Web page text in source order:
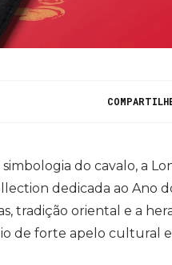
do cavalo, a
dedicada ao Ano
tradição oriental e a
de forte apelo cultural